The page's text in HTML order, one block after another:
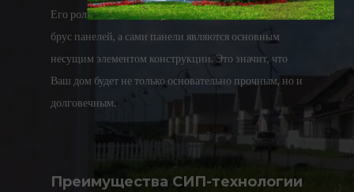
Его роль выполняют верхний и нижний обвязочный
брус панелей, а сами панели являются основным
несущим элементом конструкции. Это значит, что
Ваш дом будет не только основательно прочным, но и
долговечным.
Преимущества СИП-технологии